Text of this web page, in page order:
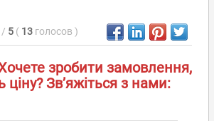
/ 5 ( 13 голосов )
зробити замовлення,
ціну? Зв’яжіться з нами: